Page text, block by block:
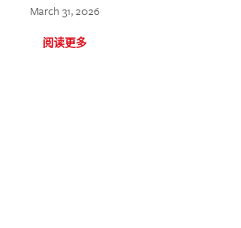
March 31, 2026
阅读更多